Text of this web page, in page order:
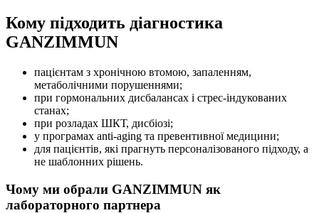
Кому підходить діагностика
GANZIMMUN
пацієнтам з хронічною втомою, запаленням,
метаболічними порушеннями;
при гормональних дисбалансах і стрес-індукованих
станах;
при розладах ШКТ, дисбіозі;
у програмах anti-aging та превентивної медицини;
для пацієнтів, які прагнуть персоналізованого підходу, а
не шаблонних рішень.
Чому ми обрали GANZIMMUN як
лабораторного партнера